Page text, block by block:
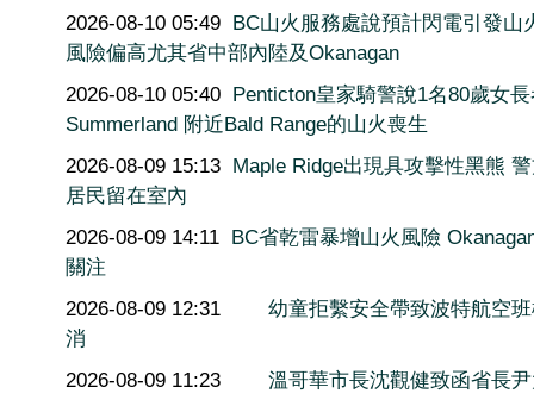
2026-08-10 05:49 BC山火服務處說預計閃電引發山
風險偏高尤其省中部內陸及Okanagan
2026-08-10 05:40 Penticton皇家騎警說1名80歲女
Summerland 附近Bald Range的山火喪生
2026-08-09 15:13 Maple Ridge出現具攻擊性黑熊
居民留在室內
2026-08-09 14:11 BC省乾雷暴增山火風險
關注
2026-08-09 12:31
幼童拒繫安全帶致波特航空
消
2026-08-09 11:23
溫哥華市長沈觀健致函省長